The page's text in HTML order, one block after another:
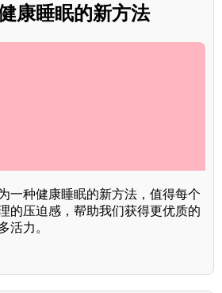
康睡眠的新方法
一种健康睡眠的新方法，值得每个
的压迫感，帮助我们获得更优质的
活力。